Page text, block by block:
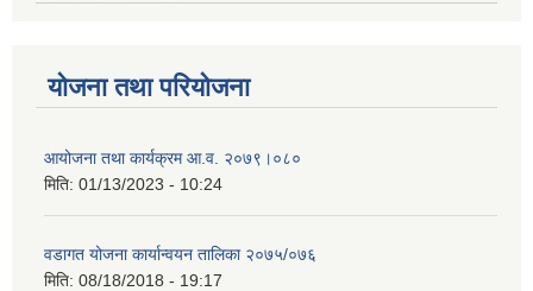
योजना तथा परियोजना
आयोजना तथा कार्यक्रम आ.व. २०७९।०८०
मिति: 01/13/2023 - 10:24
वडागत योजना कार्यान्वयन तालिका २०७५/०७६
मिति: 08/18/2018 - 19:17